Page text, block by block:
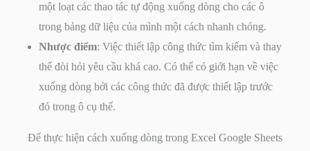
một loạt các thao tác tự động xuống dòng cho các ô
trong bảng dữ liệu của mình một cách nhanh chóng.
Nhược điểm: Việc thiết lập công thức tìm kiếm và thay
thế đòi hỏi yêu cầu khá cao. Có thể có giới hạn về việc
xuống dòng bởi các công thức đã được thiết lập trước
đó trong ô cụ thể.
Để thực hiện cách xuống dòng trong Excel Google Sheets